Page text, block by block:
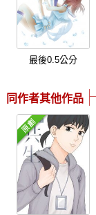
最後0.5公分
同作者其他作品